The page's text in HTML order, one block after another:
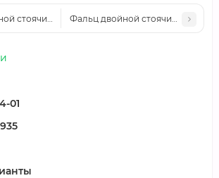
стоячий Line Grand Line 0,5 GreenCoat Pural
Фальц двойной стоячий Line
01